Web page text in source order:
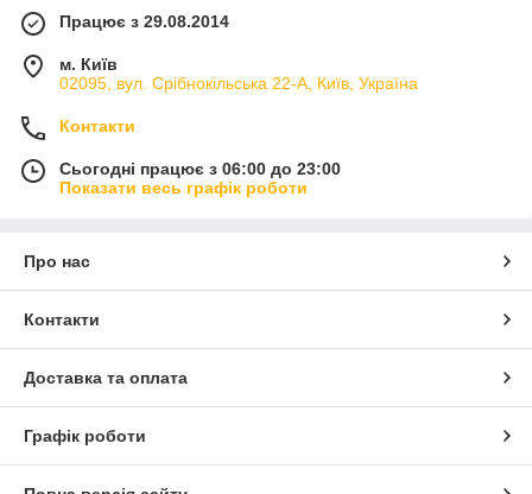
Працює з 29.08.2014
м. Київ
02095, вул. Срібнокільська 22-А, Київ, Україна
Контакти
Сьогодні працює з 06:00 до 23:00
Показати весь графік роботи
Про нас
Контакти
Доставка та оплата
Графік роботи